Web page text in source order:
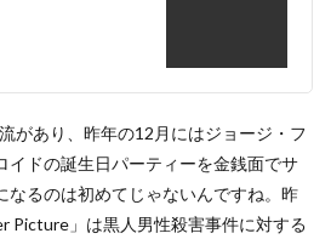
があり、昨年の12月にはジョージ・フ
イドの誕生日パーティーを金銭面でサ
なるのは初めてじゃないんですね。昨
Picture」は黒人男性殺害事件に対する